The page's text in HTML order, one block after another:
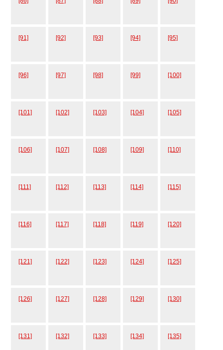
[91] [92] [93] [94] [95]
[96] [97] [98] [99] [100]
[101] [102] [103] [104] [105]
[106] [107] [108] [109] [110]
[111] [112] [113] [114] [115]
[116] [117] [118] [119] [120]
[121] [122] [123] [124] [125]
[126] [127] [128] [129] [130]
[131] [132] [133] [134] [135]